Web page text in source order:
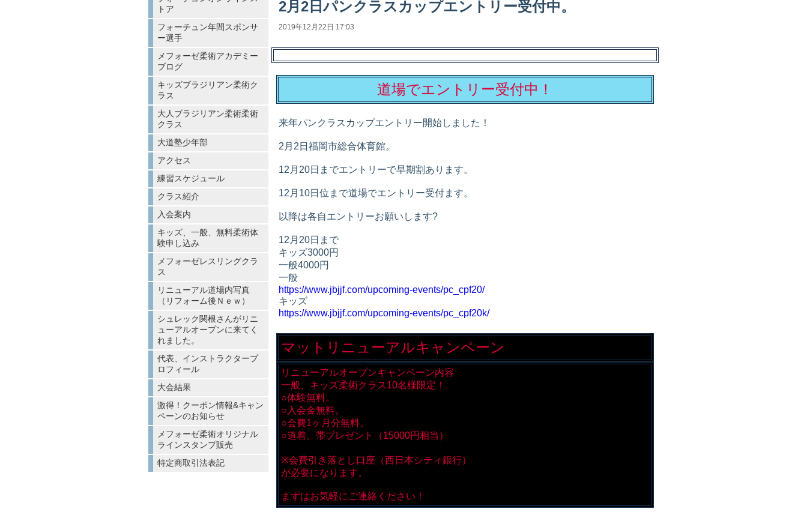
2月2日パンクラスカップエントリー受付中。
2019年12月22日 17:03
道場でエントリー受付中！
来年パンクラスカップエントリー開始しました！
2月2日福岡市総合体育館。
12月20日までエントリーで早期割あります。
12月10日位まで道場でエントリー受付ます。
以降は各自エントリーお願いします?
12月20日まで
キッズ3000円
一般4000円
一般
https://www.jbjjf.com/upcoming-events/pc_cpf20/
キッズ
https://www.jbjjf.com/upcoming-events/pc_cpf20k/
マットリニューアルキャンペーン
リニューアルオープンキャンペーン内容
一般、キッズ柔術クラス10名様限定！
○体験無料。
○入会金無料。
○会費1ヶ月分無料。
○道着、帯プレゼント（15000円相当）
※会費引き落とし口座（西日本シティ銀行）
が必要になります。
まずはお気軽にご連絡ください！
トア
フォーチュン年間スポンサ
ー選手
メフォーゼ柔術アカデミー
ブログ
キッズブラジリアン柔術ク
ラス
大人ブラジリアン柔術柔術
クラス
大道塾少年部
アクセス
練習スケジュール
クラス紹介
入会案内
キッズ、一般、無料柔術体
験申し込み
メフォーゼレスリングクラ
ス
リニューアル道場内写真
（リフォーム後Ｎｅｗ）
シュレック関根さんがリニ
ューアルオープンに来てく
れました。
代表、インストラクタープ
ロフィール
大会結果
激得！クーポン情報&キャン
ペーンのお知らせ
メフォーゼ柔術オリジナル
ラインスタンプ販売
特定商取引法表記